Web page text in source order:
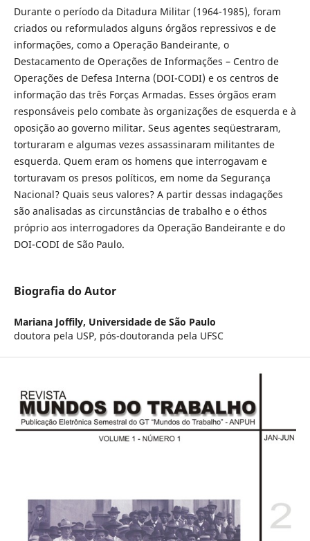
Durante o período da Ditadura Militar (1964-1985), foram
criados ou reformulados alguns órgãos repressivos e de
informações, como a Operação Bandeirante, o
Destacamento de Operações de Informações – Centro de
Operações de Defesa Interna (DOI-CODI) e os centros de
informação das três Forças Armadas. Esses órgãos eram
responsáveis pelo combate às organizações de esquerda e à
oposição ao governo militar. Seus agentes seqüestraram,
torturaram e algumas vezes assassinaram militantes de
esquerda. Quem eram os homens que interrogavam e
torturavam os presos políticos, em nome da Segurança
Nacional? Quais seus valores? A partir dessas indagações
são analisadas as circunstâncias de trabalho e o éthos
próprio aos interrogadores da Operação Bandeirante e do
DOI-CODI de São Paulo.
Biografia do Autor
Mariana Joffily, Universidade de São Paulo
doutora pela USP, pós-doutoranda pela UFSC